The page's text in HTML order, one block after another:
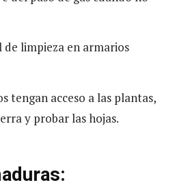
limpieza en armarios
tengan acceso a las plantas,
y probar las hojas.